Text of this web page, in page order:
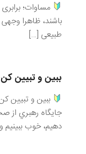
مساوات؛
باشند، ظاهرا
طبیعی […]
ببين و تبيين
ببين و تبيين
جايگاه رهبري از
دهيم، خوب ببينيم